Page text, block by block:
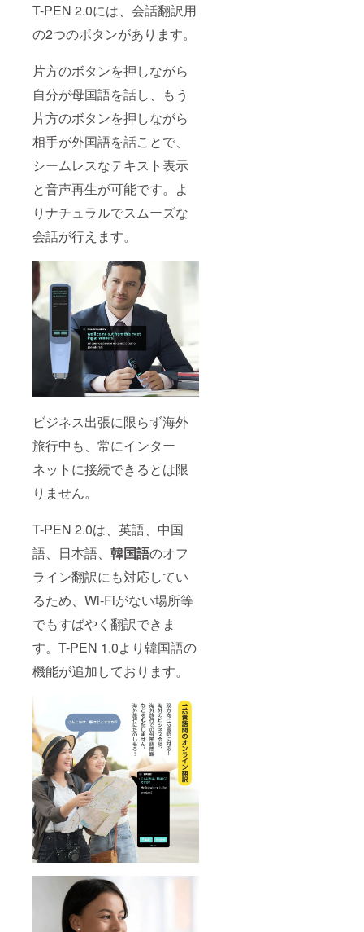
T-PEN 2.0には、会話翻訳用
の2つのボタンがあります。
片方のボタンを押しながら
自分が母国語を話し、もう
片方のボタンを押しながら
相手が外国語を話ことで、
シームレスなテキスト表示
と音声再生が可能です。よ
りナチュラルでスムーズな
会話が行えます。
ビジネス出張に限らず海外
旅行中も、常にインター
ネットに接続できるとは限
りません。
T-PEN 2.0は、英語、中国
語、日本語、 韓国語のオフ
ライン翻訳にも対応してい
るため、Wi-Fiがない場所等
でもすばやく翻訳できま
す。T-PEN 1.0より韓国語の
機能が追加しております。